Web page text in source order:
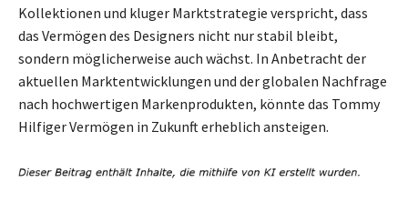
Kollektionen und kluger Marktstrategie verspricht, dass
das Vermögen des Designers nicht nur stabil bleibt,
sondern möglicherweise auch wächst. In Anbetracht der
aktuellen Marktentwicklungen und der globalen Nachfrage
nach hochwertigen Markenprodukten, könnte das Tommy
Hilfiger Vermögen in Zukunft erheblich ansteigen.